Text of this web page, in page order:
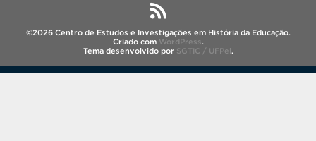
©2026 Centro de Estudos e Investigações em História da Educação.
Criado com WordPress.
Tema desenvolvido por SGTIC / UFPel.